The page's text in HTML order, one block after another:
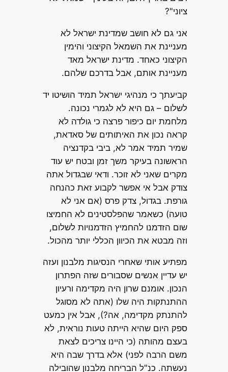
ציוני"?
אני גם לא חושב שמדינת ישראל לא
מעניינת את השמאל הקיצוני והימין
הקיצוני כאחד. מדינת ישראל מאד
מעניינת אותם, אבל בדרכם שלהם.
קביעתך כי מנהיגי ישראל תמיד הושיטו יד
לשלום – גם היא לא לגמרי נכונה.
מלחמת יום כיפור פרצה כי גולדה לא
קראה נכון את האיתותים של סאדאת,
שמיר תמיד אמר לא, ביבי בקדנציה
הראשונה בעיקר משך זמן ובטח יש עוד
מקרים שאני לא זוכר. ודאי שבגדול אתה
צודק אבל אי אפשר לקבוע זאת כהנחה
גורפת. בגדול, צדק פרס (אם אני לא
טועה) כשאמר שהפלסטינים לא החמיצו
שום הזדמנו להחמיץ הזדמנויות לשלום,
וזה מבטא את הכיוון הכללי יותר מהכול.
מפתיע אותי שאחרי הנסיגות מלבנון ועזה
יש עדיין אנשים שסבורים שזה הפתרון
הנכון. אומנם שרון היה מקדימה ורעיון
ההתנתקות היה שלו (אתה לא מסוגל
להתנתק מקדימה, אה?), אבל אין כמעט
ספק היום שהיא הייתה טעות נוראית, לא
בעצם מהותה (כי היינו צריכים לצאת
משם הרבה לפני) אלא בדרך שבה היא
נעשתה. כנ"ל הבריחה מלבנון שהובילה